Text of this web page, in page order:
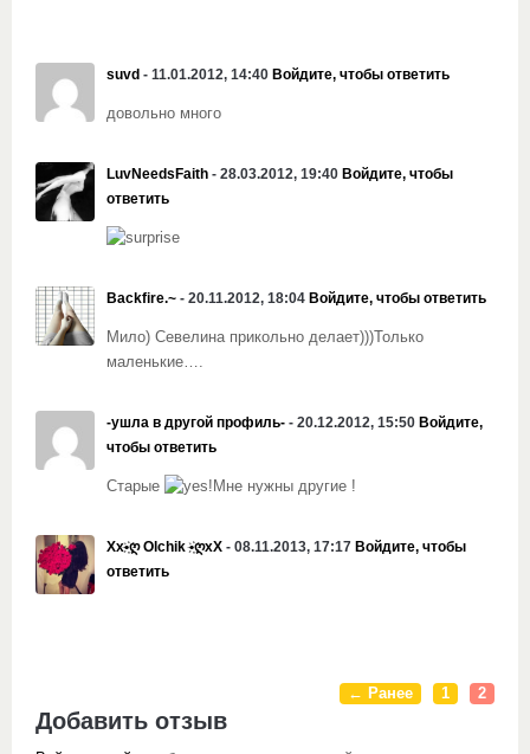
suvd - 11.01.2012, 14:40 Войдите, чтобы ответить
довольно много
LuvNeedsFaith - 28.03.2012, 19:40 Войдите, чтобы
ответить
Backfire.~ - 20.11.2012, 18:04 Войдите, чтобы ответить
Мило) Севелина прикольно делает)))Только
маленькие….
-ушла в другой профиль- - 20.12.2012, 15:50 Войдите,
чтобы ответить
Старые !Мне нужны другие !
Xx•҉ღ Olchik •҉ღxX - 08.11.2013, 17:17 Войдите, чтобы
ответить
← Ранее 1 2
Добавить отзыв